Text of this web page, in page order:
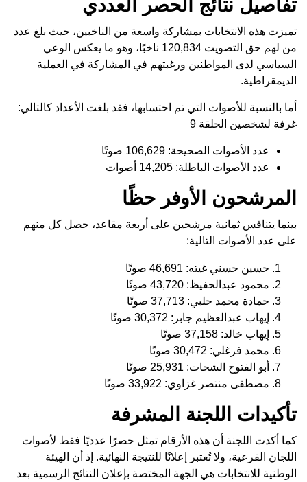
تفاصيل نتائج الحصر العددي
تميزت هذه الانتخابات بمشاركة واسعة من الناخبين، حيث بلغ عدد
من لهم حق التصويت 120,834 ناخبًا، وهو ما يعكس الوعي
السياسي لدى المواطنين ورغبتهم في المشاركة في العملية
الديمقراطية.
أما بالنسبة للأصوات التي تم احتسابها، فقد بلغت الأعداد كالتالي:
غرفة لشخصين الحلقة 9
عدد الأصوات الصحيحة: 106,629 صوتًا
عدد الأصوات الباطلة: 14,205 أصوات
المرشحون الأوفر حظًا
بينما يتنافس ثمانية مرشحين على أربعة مقاعد، حصل كل منهم
على عدد الأصوات التالية:
حسين حسني غيته: 46,691 صوتًا
محمود عبدالحفيظ: 43,720 صوتًا
حمادة محمد حلبي: 37,713 صوتًا
إيهاب عبدالعظيم جابر: 30,372 صوتًا
إيهاب خالد: 37,158 صوتًا
محمد فرغلي: 30,472 صوتًا
أبو الفتوح الشحات: 25,931 صوتًا
مصطفى منتصر غزاوي: 33,922 صوتًا
تأكيدات اللجنة المشرفة
كما أكدت اللجنة أن هذه الأرقام تمثل حصرًا عدديًا فقط لأصوات
اللجان الفرعية، ولا تُعتبر إعلانًا للنتيجة النهائية. إذ أن الهيئة
الوطنية للانتخابات هي الجهة المختصة بإعلان النتائج الرسمية بعد